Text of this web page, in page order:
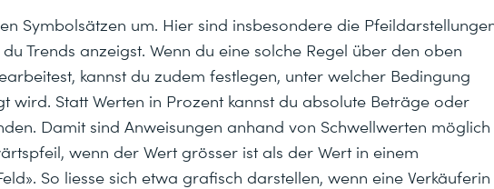
Symbolsätzen um. Hier sind insbesondere die
Trends anzeigst. Wenn du eine solche Regel über den oben
kannst du zudem festlegen, unter welcher Bedingung
wird. Statt Werten in Prozent kannst du absolute Beträge oder
Damit sind Anweisungen anhand von Schwellwerten möglich
wenn der Wert grösser ist als der Wert in einem
So liesse sich etwa grafisch darstellen, wenn eine Verkäuferin